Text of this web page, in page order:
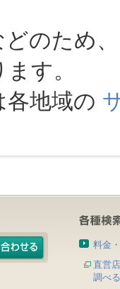
のため
す。
地域の
料金
直営
調べる